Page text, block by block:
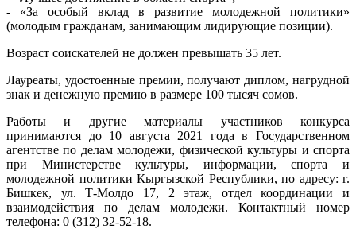
- «За особый вклад в развитие молодежной политики»
(молодым гражданам, занимающим лидирующие позиции).
Возраст соискателей не должен превышать 35 лет.
Лауреаты, удостоенные премии, получают диплом, нагрудной
знак и денежную премию в размере 100 тысяч сомов.
Работы и другие материалы участников конкурса
принимаются до 10 августа 2021 года в Государственном
агентстве по делам молодежи, физической культуры и спорта
при Министерстве культуры, информации, спорта и
молодежной политики Кыргызской Республики, по адресу: г.
Бишкек, ул. Т-Молдо 17, 2 этаж, отдел координации и
взаимодействия по делам молодежи. Контактный номер
телефона: 0 (312) 32-52-18.